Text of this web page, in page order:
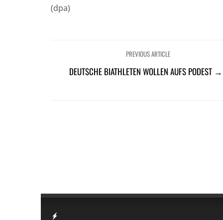
(dpa)
PREVIOUS ARTICLE
DEUTSCHE BIATHLETEN WOLLEN AUFS PODEST →